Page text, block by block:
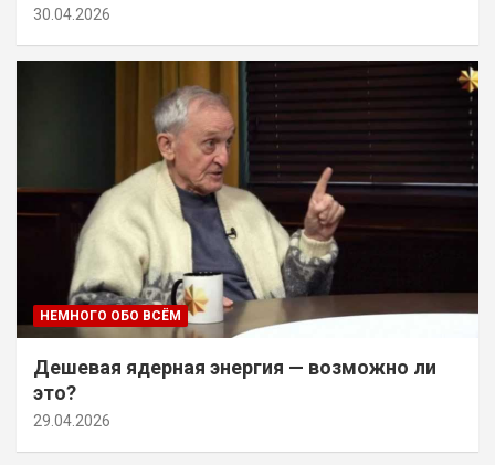
30.04.2026
НЕМНОГО ОБО ВСЁМ
Дешевая ядерная энергия — возможно ли
это?
29.04.2026